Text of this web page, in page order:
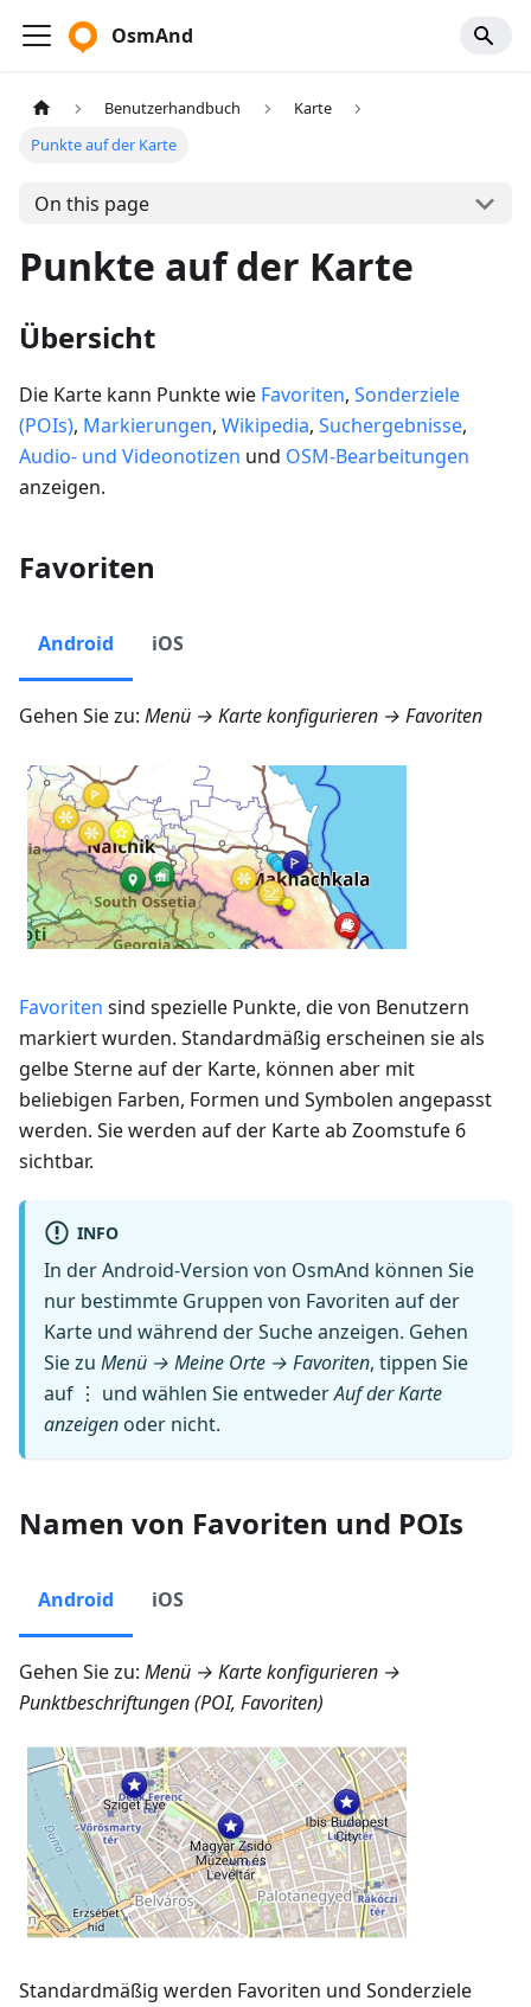
OsmAnd
Benutzerhandbuch
Karte
Punkte auf der Karte
On this page
Punkte auf der Karte
Übersicht
Die Karte kann Punkte wie Favoriten, Sonderziele
(POIs), Markierungen, Wikipedia, Suchergebnisse,
Audio- und Videonotizen und OSM-Bearbeitungen
anzeigen.
Favoriten
Android iOS
Gehen Sie zu: Menü → Karte konfigurieren → Favoriten
Favoriten sind spezielle Punkte, die von Benutzern
markiert wurden. Standardmäßig erscheinen sie als
gelbe Sterne auf der Karte, können aber mit
beliebigen Farben, Formen und Symbolen angepasst
werden. Sie werden auf der Karte ab Zoomstufe 6
sichtbar.
INFO
In der Android-Version von OsmAnd können Sie
nur bestimmte Gruppen von Favoriten auf der
Karte und während der Suche anzeigen. Gehen
Sie zu Menü → Meine Orte → Favoriten, tippen Sie
auf ⋮ und wählen Sie entwederAuf der Karte
anzeigen oder nicht.
Namen von Favoriten und POIs
Android iOS
Gehen Sie zu: Menü → Karte konfigurieren →
Punktbeschriftungen (POI, Favoriten)
Standardmäßig werden Favoriten und Sonderziele